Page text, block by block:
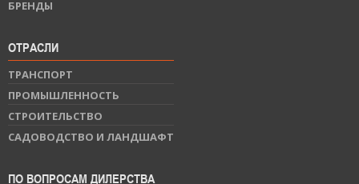
БРЕНДЫ
ОТРАСЛИ
ТРАНСПОРТ
ПРОМЫШЛЕННОСТЬ
СТРОИТЕЛЬСТВО
САДОВОДСТВО И ЛАНДШАФТ
ПО ВОПРОСАМ ДИЛЕРСТВА